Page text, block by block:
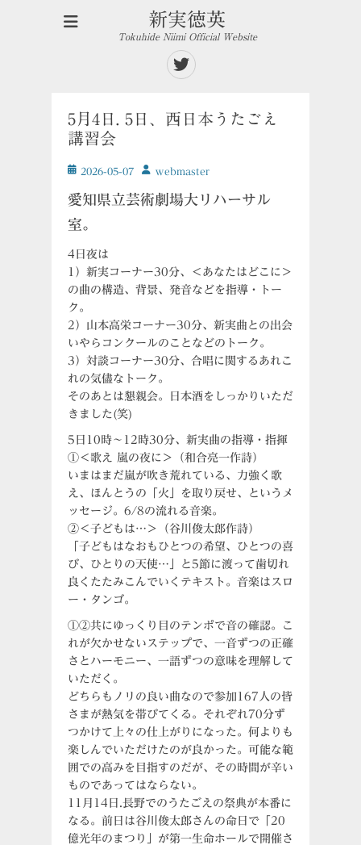
新実徳英
Tokuhide Niimi Official Website
Twitter
5月4日. 5日、西日本うたごえ
講習会
投
日
2026-05-07
投
者
ｗebmaster
愛知県立芸術劇場大リハーサル
室。
4日夜は
1）新実コーナー30分、＜あなたはどこに＞
の曲の構造、背景、発音などを指導・トー
ク。
2）山本高栄コーナー30分、新実曲との出会
いやらコンクールのことなどのトーク。
3）対談コーナー30分、合唱に関するあれこ
れの気儘なトーク。
そのあとは懇親会。日本酒をしっかりいただ
きました(笑)
5日10時～12時30分、新実曲の指導・指揮
①＜歌え 嵐の夜に＞（和合亮一作詩）
いまはまだ嵐が吹き荒れている、力強く歌
え、ほんとうの「火」を取り戻せ、というメ
ッセージ。6/8の流れる音楽。
②＜子どもは…＞（谷川俊太郎作詩）
「子どもはなおもひとつの希望、ひとつの喜
び、ひとりの天使…」と5節に渡って歯切れ
良くたたみこんでいくテキスト。音楽はスロ
ー・タンゴ。
①②共にゆっくり目のテンポで音の確認。こ
れが欠かせないステップで、一音ずつの正確
さとハーモニー、一語ずつの意味を理解して
いただく。
どちらもノリの良い曲なので参加167人の皆
さまが熱気を帯びてくる。それぞれ70分ず
つかけて上々の仕上がりになった。何よりも
楽しんでいただけたのが良かった。可能な範
囲での高みを目指すのだが、その時間が辛い
ものであってはならない。
11月14日.長野でのうたごえの祭典が本番に
なる。前日は谷川俊太郎さんの命日で「20
億光年のまつり」が第一生命ホールで開催さ